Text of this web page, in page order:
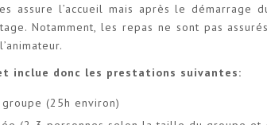
assure l’accueil mais après le démarrage
Notamment, les repas ne sont pas
inclue donc les prestations suivantes:
(25h environ)